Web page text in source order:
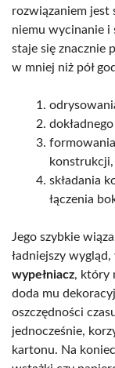
rozwiązaniem jest
niemu wycinanie i
staje się znacznie
w mniej niż pół
konstrukcji,
składania
łączenia
Jego szybkie
ładniejszy
wypełniacz, który
doda mu
oszczędności
jednocześnie,
kartonu. Na